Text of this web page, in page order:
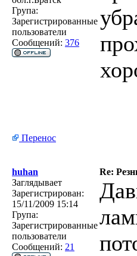
Група:
Зарегистрированные
пользователи
Сообщений: 376
Перенос
huhan
Re:
Заглядывает
Зарегистрирован:
15/11/2009 15:14
Група:
Зарегистрированные
пользователи
Сообщений: 21